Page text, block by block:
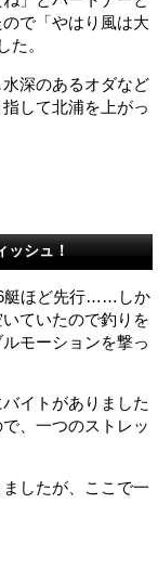
で「やはり風は大
た。
深のあるオダなど
して北浦を上がっ
ッシュ！
6艇ほど先行……しか
ていたので釣りを
モーションを撃っ
イトがありました
、一つのストレッ
したが、ここで一